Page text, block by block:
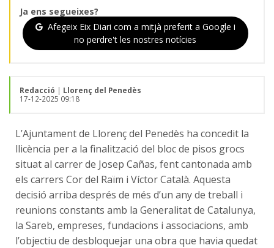
Ja ens segueixes?
Afegeix Eix Diari com a mitjà preferit a Google i
no perdre't les nostres notícies
Redacció | Llorenç del Penedès
17-12-2025 09:18
L’Ajuntament de Llorenç del Penedès ha concedit la
llicència per a la finalització del bloc de pisos grocs
situat al carrer de Josep Cañas, fent cantonada amb
els carrers Cor del Raïm i Víctor Català. Aquesta
decisió arriba després de més d’un any de treball i
reunions constants amb la Generalitat de Catalunya,
la Sareb, empreses, fundacions i associacions, amb
l’objectiu de desbloquejar una obra que havia quedat